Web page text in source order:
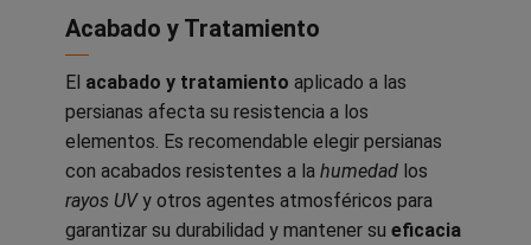
Acabado y Tratamiento
El acabado y tratamiento aplicado a las
persianas afecta su resistencia a los
elementos. Es recomendable elegir persianas
con acabados resistentes a la humedad los
rayos UVy otros agentes atmosféricos para
garantizar su durabilidad y mantener su eficacia